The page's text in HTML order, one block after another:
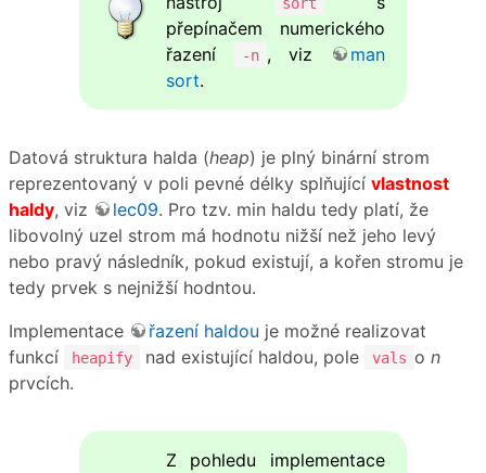
přepínačem numerického
řazení
-n , viz
man
sort.
Datová struktura halda (heap) je plný binární strom
reprezentovaný v poli pevné délky splňující vlastnost
haldy, viz lec09. Pro tzv. min haldu tedy platí, že
libovolný uzel strom má hodnotu nižší než jeho levý
nebo pravý následník, pokud existují, a kořen stromu je
tedy prvek s nejnižší hodntou.
Implementace
řazení haldou je možné realizovat
funkcí
heapify nad existující haldou, pole vals o n
prvcích.
Z pohledu implementace